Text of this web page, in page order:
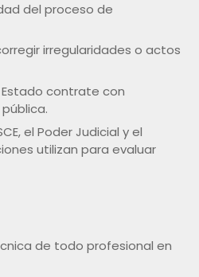
del proceso de
irregularidades o actos
contrate con
el Poder Judicial y el
utilizan para evaluar
de todo profesional en